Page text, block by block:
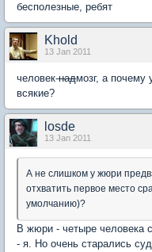
бесполезные, ребят
Khold
13 Jan 2011
человек-надмозг, а почему
всякие?
losde
13 Jan 2011
А не слишком у жюри
отхватить первое место
умолчанию)?
В жюри - четыре человека
- я. Но очень старались